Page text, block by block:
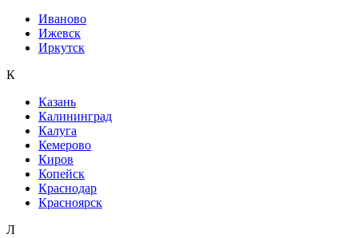
Иваново
Ижевск
Иркутск
К
Казань
Калининград
Калуга
Кемерово
Киров
Копейск
Краснодар
Красноярск
Л